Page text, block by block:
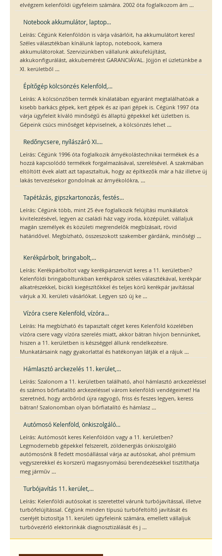
elvégzem kelenföldi ügyfeleim számára. 2002 óta foglalkozom árn ...
Notebook akkumulátor, laptop...
Leírás: Cégünk Kelenföldön is várja vásárlóit, ha akkumulátort keres!
Széles választékban kínálunk laptop, notebook, kamera
akkumulátorokat. Szervizünkben vállalunk akkufelújítást,
akkukonfigurálást, akkubemérést GARANCIÁVAL. Jöjjön el üzletünkbe a
XI. kerületből ...
Építőgép kölcsönzés Kelenföld,...
Leírás: A kölcsönzőben termék kínálatában egyaránt megtalálhatóak a
kisebb barkács gépek, kert gépek és az ipari gépek is. Cégünk 1997 óta
várja ügyfeleit kíváló minőségű és állaptú gépekkel két üzletben is.
Gépeink csúcs minőséget képviselnek, a kölcsönzés lehet ...
Redőnycsere, nyílászáró XI....
Leírás: Cégünk 1996 óta foglalkozik árnyékolástechnikai termékek és a
hozzá kapcsolódó termékek forgalmazásával, szerelésével. A szakmában
eltöltött évek alatt azt tapasztaltuk, hogy az építkezők már a ház illetve új
lakás tervezésekor gondolnak az árnyékolókra, ...
Tapétázás, gipszkartonozás, festés...
Leírás: Cégünk több, mint 25 éve foglalkozik felújítási munkálatok
kivitelezésével, legyen az családi ház vagy iroda, középület. vállaljuk
magán személyek és közületi megrendelők megbízásait, rövid
határidővel. Megbízható, összeszokott szakember gárdánk, minőségi ...
Kerékpárbolt, bringabolt,...
Leírás: Kerékpárboltot vagy kerékpárszervizt keres a 11. kerületben?
Kelenföldi bringaboltunkban kerékpárok széles választékával, kerékpár
alkatrészekkel, bicikli kiegészítőkkel és teljes körű kerékpár javítással
várjuk a XI. kerületi vásárlókat. Legyen szó új ke ...
Vízóra csere Kelenföld, vízóra...
Leírás: Ha megbízható és tapasztalt céget keres Kelenföld közelében
vízóra csere vagy vízóra szerelés miatt, akkor bátran hívjon bennünket,
hiszen a 11. kerületben is készséggel állunk rendelkezésre.
Munkatársaink nagy gyakorlattal és hatékonyan látják el a rájuk ...
Hámlasztó arckezelés 11. kerület,...
Leírás: Szalonom a 11. kerületben található, ahol hámlasztó arckezeléssel
és számos bőrfiatalító arckezeléssel várom kelenföldi vendégeimet! Ha
szeretnéd, hogy arcbőröd újra ragyogó, friss és feszes legyen, keress
bátran! Szalonomban olyan bőrfiatalító és hámlasz ...
Autómosó Kelenföld, önkiszolgáló...
Leírás: Autómosót keres Kelenföldön vagy a 11. kerületben?
Legmodernebb gépekkel felszerelt, zöldenergiás önkiszolgáló
autómosónk 8 fedett mosóállással várja az autósokat, ahol prémium
vegyszerekkel és korszerű magasnyomású berendezésekkel tisztíthatja
meg járműv ...
Turbójavítás 11. kerület,...
Leírás: Kelenföldi autósokat is szeretettel várunk turbójavítással, illetve
turbófelújítással. Cégünk minden típusú turbófeltöltő javítását és
cseréjét biztosítja 11. kerületi ügyfeleink számára, emellett vállaljuk
turbóvezérlő elektorinkák diagnosztizálását és j ...